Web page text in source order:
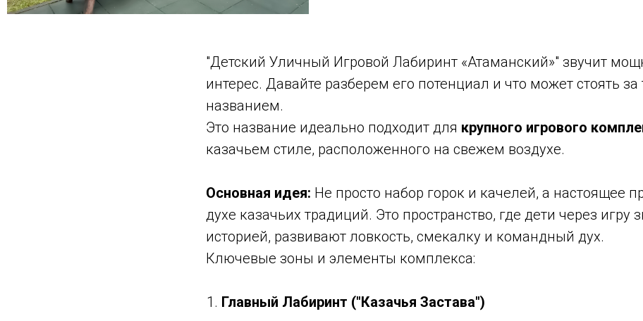
"Детский Уличный Игровой Лабиринт «Атаманский»" звучит
интерес. Давайте разберем его потенциал и что может стоять за
названием.
Это название идеально подходит для крупного игрового
казачьем стиле, расположенного на свежем воздухе.
Основная идея: Не просто набор горок и качелей, а настоящее
духе казачьих традиций. Это пространство, где дети через игру
историей, развивают ловкость, смекалку и командный дух.
Ключевые зоны и элементы комплекса:
Главный Лабиринт ("Казачья Застава")